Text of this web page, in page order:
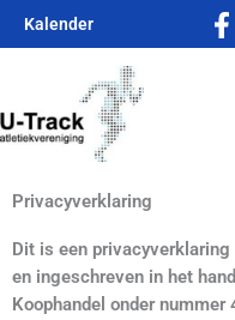
Kalender
Privacyverklaring
Dit is een
en ingeschreven in het
Koophandel onder